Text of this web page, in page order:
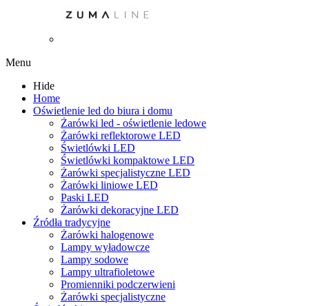
Menu
Hide
Home
Oświetlenie led do biura i domu
Żarówki led - oświetlenie ledowe
Żarówki reflektorowe LED
Świetlówki LED
Świetlówki kompaktowe LED
Żarówki specjalistyczne LED
Żarówki liniowe LED
Paski LED
Żarówki dekoracyjne LED
Źródła tradycyjne
Żarówki halogenowe
Lampy wyładowcze
Lampy sodowe
Lampy ultrafioletowe
Promienniki podczerwieni
Żarówki specjalistyczne